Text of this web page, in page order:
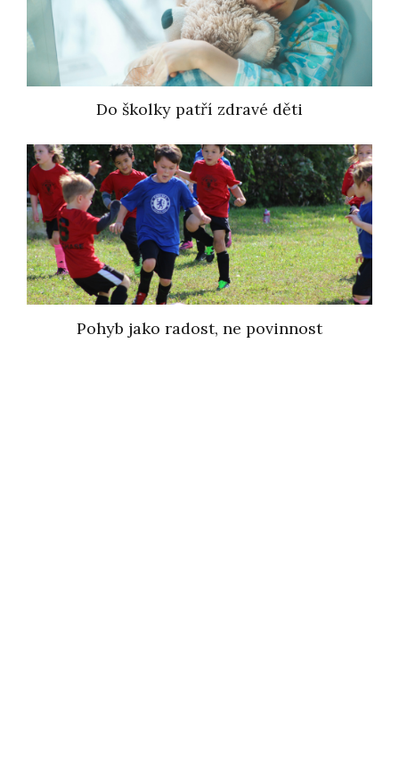
Do školky patří zdravé děti
Pohyb jako radost, ne povinnost